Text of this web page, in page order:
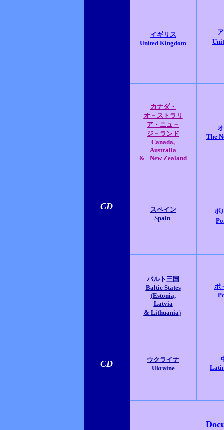
CD
CD
イギリス
United Kingdom
カナダ・
オ－ストラリ
ア・ニュ－
ジ－ランド
Canada,
Australia
&
New Zealand
The
スペイン
Spain
ポ
バルト三国
Baltic States
(Estonia,
Latvia
& Lithuania)
ポ
ウクライナ
Ukraine